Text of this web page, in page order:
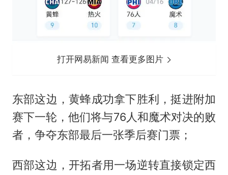
打开网易新闻 查看更多图片
东部这边，黄蜂成功拿下胜利，挺进附加
赛下一轮，他们将与76人和魔术对决的败
者，争夺东部最后一张季后赛门票；
西部这边，开拓者用一场逆转直接锁定西